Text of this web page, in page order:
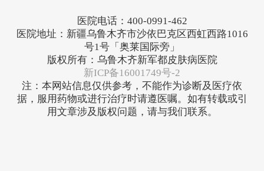
医院电话：400-0991-462
医院地址：新疆乌鲁木齐市沙依巴克区西虹西路1016
号1号「奥莱国际旁」
版权所有：乌鲁木齐新军都皮肤病医院
新ICP备16001749号-2
注：本网站信息仅供参考，不能作为诊断及医疗依
据，服用药物或进行治疗时请遵医嘱。如有转载或引
用文章涉及版权问题，请与我们联系。